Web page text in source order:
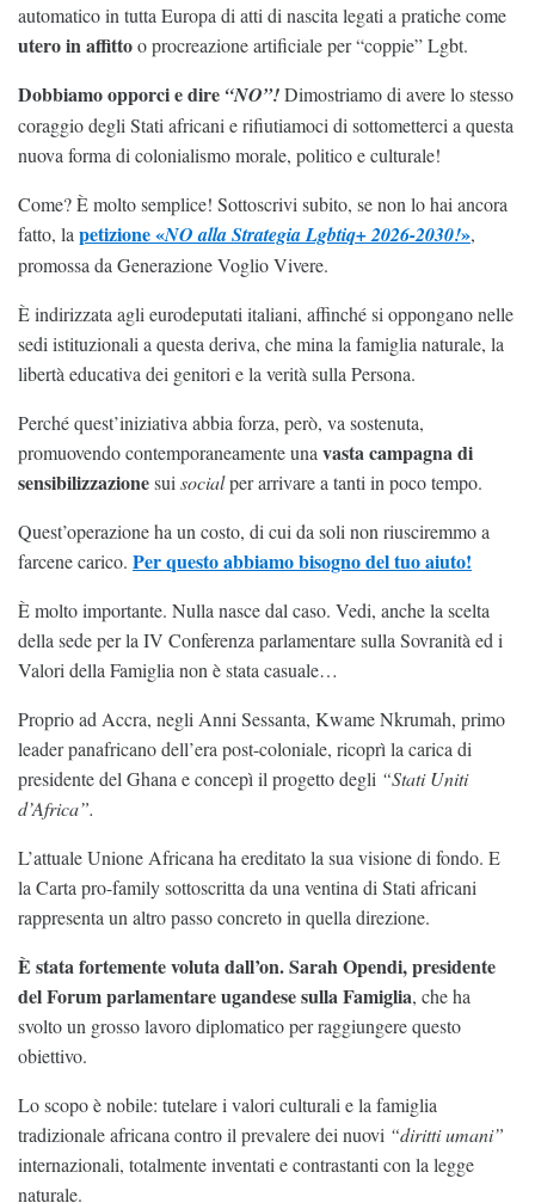
automatico in tutta Europa di atti di nascita legati a pratiche come
utero in affittoo procreazione artificiale per “coppie” Lgbt.
Dobbiamo opporci e dire “NO”!Dimostriamo di avere lo stesso
coraggio degli Stati africani e rifiutiamoci di sottometterci a questa
nuova forma di colonialismo morale, politico e culturale!
Come? È molto semplice! Sottoscrivi subito, se non lo hai ancora
fatto, la petizione «NO alla Strategia Lgbtiq+ 2026-2030!»,
promossa da Generazione Voglio Vivere.
È indirizzata agli eurodeputati italiani, affinché si oppongano nelle
sedi istituzionali a questa deriva, che mina la famiglia naturale, la
libertà educativa dei genitori e la verità sulla Persona.
Perché quest’iniziativa abbia forza, però, va sostenuta,
promuovendo contemporaneamente una vasta campagna di
sensibilizzazionesui socialper arrivare a tanti in poco tempo.
Quest’operazione ha un costo, di cui da soli non riusciremmo a
farcene carico. Per questo abbiamo bisogno del tuo aiuto!
È molto importante. Nulla nasce dal caso. Vedi, anche la scelta
della sede per la IV Conferenza parlamentare sulla Sovranità ed i
Valori della Famiglia non è stata casuale…
Proprio ad Accra, negli Anni Sessanta, Kwame Nkrumah, primo
leader panafricano dell’era post-coloniale, ricoprì la carica di
presidente del Ghana e concepì il progetto degli “Stati Uniti
d’Africa”.
L’attuale Unione Africana ha ereditato la sua visione di fondo. E
la Carta pro-family sottoscritta da una ventina di Stati africani
rappresenta un altro passo concreto in quella direzione.
È stata fortemente voluta dall’on. Sarah Opendi, presidente
del Forum parlamentare ugandese sulla Famiglia, che ha
svolto un grosso lavoro diplomatico per raggiungere questo
obiettivo.
Lo scopo è nobile: tutelare i valori culturali e la famiglia
tradizionale africana contro il prevalere dei nuovi “diritti umani”
internazionali, totalmente inventati e contrastanti con la legge
naturale.